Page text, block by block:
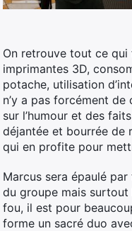
On retrouve tout ce
imprimantes 3D,
potache, utilisation
n’y a pas forcément
sur l’humour et des
déjantée et bourrée de
qui en profite pour
Marcus sera épaulé
du groupe mais surtout
fou, il est pour
forme un sacré duo